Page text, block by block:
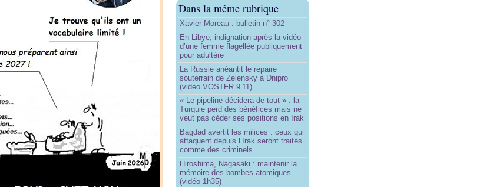
Dans la même rubrique
Xavier Moreau : bulletin n° 302
En Libye, indignation après la vidéo
d’une femme flagellée publiquement
pour adultère
La Russie anéantit le repaire
souterrain de Zelensky à Dnipro
(vidéo VOSTFR 9’11)
« Le pipeline décidera de tout » : la
Turquie perd des bénéfices mais ne
veut pas céder ses positions en Irak
Bagdad avertit les milices : ceux qui
attaquent depuis l’Irak seront traités
comme des criminels
Hiroshima, Nagasaki : maintenir la
mémoire des bombes atomiques
(vidéo 1h35)